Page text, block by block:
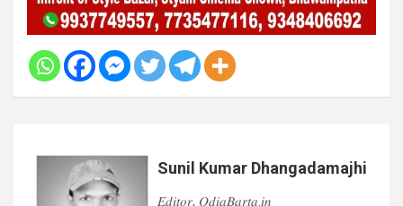
Sunil Kumar Dhangadamajhi
𝐸𝑑𝑖𝑡𝑜𝑟, 𝑂𝑑𝑖𝑎𝐵𝑎𝑟𝑡𝑎.𝑖𝑛